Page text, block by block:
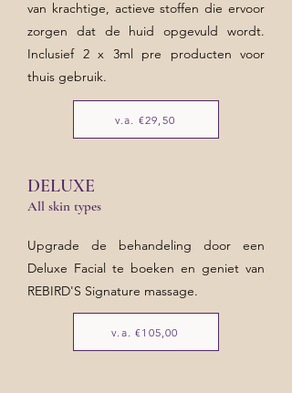
van krachtige, actieve stoffen die ervoor
zorgen dat de huid opgevuld wordt.
Inclusief 2 x 3ml pre producten voor
thuis gebruik.
v.a. €29,50
DELUXE
All skin types
Upgrade de behandeling door een
Deluxe Facial te boeken en geniet van
REBIRD'S Signature massage.
v.a. €105,00